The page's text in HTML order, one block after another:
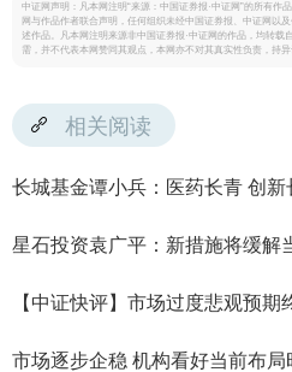
中证网声明：凡本网注明“来源：中国证券报·中证网”的所有作
网与作品作者联合声明，任何组织未经中国证券报、中证网以
述作品。凡本网注明来源非中国证券报·中证网的作品，均转
需，并不代表本网赞同其观点，本网亦不对其真实性负责，持异
相关阅读
长城基金谭小兵：医药长青 创新
星石投资袁广平：新措施将缓解
【中证快评】市场过度悲观预期
市场逐步企稳 机构看好当前布局